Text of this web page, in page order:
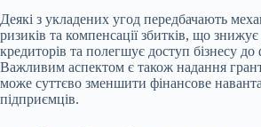
Деякі з укладених угод передбачають
ризиків та компенсації збитків, що
кредиторів та полегшує доступ бізнесу до
Важливим аспектом є також надання
може суттєво зменшити фінансове
підприємців.